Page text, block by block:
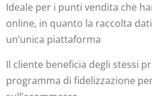
Ideale per i punti vendita che
online, in quanto la raccolta
un’unica piattaforma
Il cliente beneficia degli stessi
programma di fidelizzazione